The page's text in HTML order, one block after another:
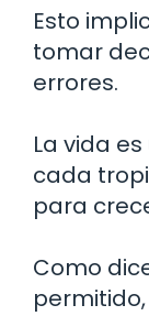
Esto
tomar
errores.
La vida
cada
para
Como